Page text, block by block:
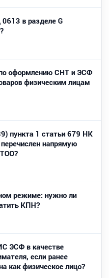
в разделе G
по оформлению СНТ и ЭСФ
физическим лицам
пункта 1 статьи 679 НК
напрямую
режиме: нужно ли
КПН?
ЭСФ в качестве
если ранее
как физическое лицо?